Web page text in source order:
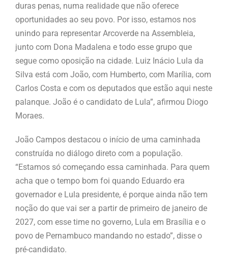
duras penas, numa realidade que não oferece
oportunidades ao seu povo. Por isso, estamos nos
unindo para representar Arcoverde na Assembleia,
junto com Dona Madalena e todo esse grupo que
segue como oposição na cidade. Luiz Inácio Lula da
Silva está com João, com Humberto, com Marília, com
Carlos Costa e com os deputados que estão aqui neste
palanque. João é o candidato de Lula”, afirmou Diogo
Moraes.
João Campos destacou o início de uma caminhada
construída no diálogo direto com a população.
“Estamos só começando essa caminhada. Para quem
acha que o tempo bom foi quando Eduardo era
governador e Lula presidente, é porque ainda não tem
noção do que vai ser a partir de primeiro de janeiro de
2027, com esse time no governo, Lula em Brasília e o
povo de Pernambuco mandando no estado”, disse o
pré-candidato.